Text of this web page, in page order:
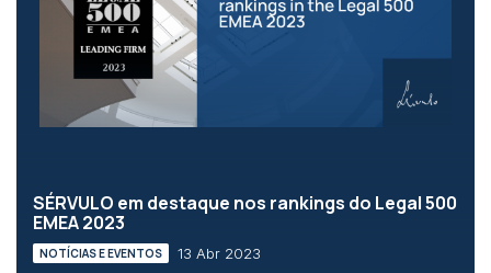
SÉRVULO em destaque nos rankings do Legal 500
EMEA 2023
NOTÍCIAS E EVENTOS 13 Abr 2023